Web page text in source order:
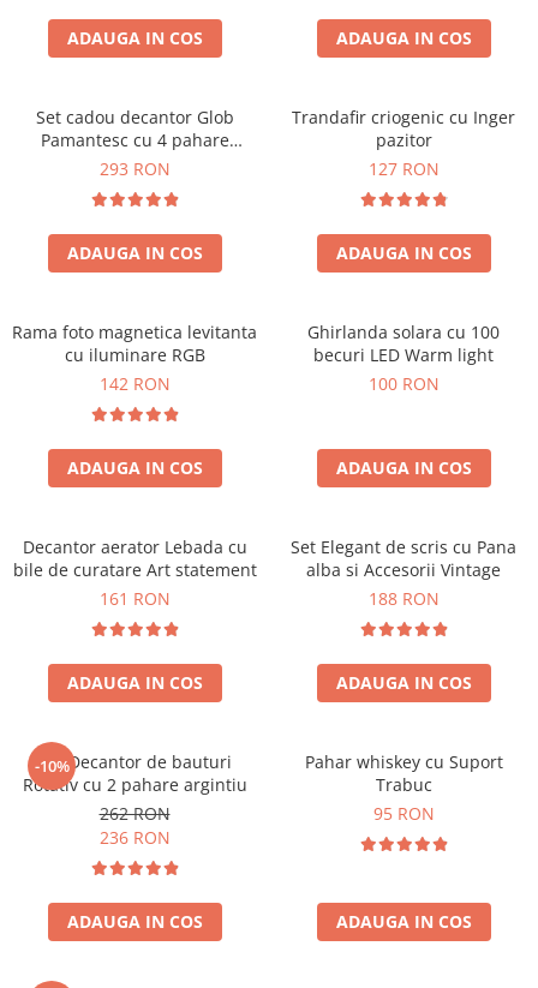
Cadouri Fete
Pentru Copilul din tine
Cadouri de Casa Noua
Cadouri Majorat
Cadouri pentru Nasi
Cadouri pentru Bunici
Cadouri pentru Prieteni
Cel ce are tot
Cadouri Nunta si Cununie civila
Cani si Termosuri
Jocuri si Puzzle
Seturi de caligrafie
Cadouri Sfantul Alexandru
Cadouri Constantin si Elena
Cadouri Sfanta Maria
Cadouri Sfintii Mihail si Gavriil
ADAUGA IN COS ADAUGA IN COS
Set cadou decantor Glob
Pamantesc cu 4 pahare
Deluxe
293 RON
ADAUGA IN COS
Trandafir criogenic cu Inger
pazitor
127 RON
ADAUGA IN COS
Rama foto magnetica levitanta
cu iluminare RGB
142 RON
ADAUGA IN COS
Ghirlanda solara cu 100
becuri LED Warm light
100 RON
ADAUGA IN COS
Decantor aerator Lebada cu
bile de curatare Art statement
161 RON
ADAUGA IN COS
Set Elegant de scris cu Pana
alba si Accesorii Vintage
188 RON
ADAUGA IN COS
-10%
Set Decantor de bauturi
Rotativ cu 2 pahare argintiu
262 RON
236 RON
ADAUGA IN COS
Pahar whiskey cu Suport
Trabuc
95 RON
ADAUGA IN COS